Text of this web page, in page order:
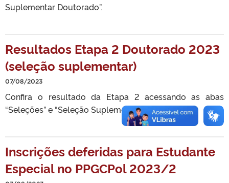
Suplementar Doutorado”.
Resultados Etapa 2 Doutorado 2023
(seleção suplementar)
07/08/2023
Confira o resultado da Etapa 2 acessando as abas
“Seleções” e “Seleção Suplementar Doutorado”.
Inscrições deferidas para Estudante
Especial no PPGCPol 2023/2